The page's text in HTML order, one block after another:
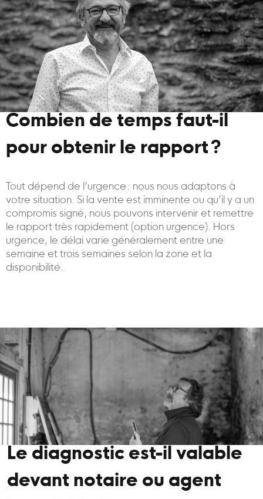
Combien de temps faut-il
pour obtenir le rapport ?
Tout dépend de l’urgence : nous nous adaptons à
votre situation. Si la vente est imminente ou qu’il y a un
compromis signé, nous pouvons intervenir et remettre
le rapport très rapidement (option urgence). Hors
urgence, le délai varie généralement entre une
semaine et trois semaines selon la zone et la
disponibilité.
Le diagnostic est-il valable
devant notaire ou agent